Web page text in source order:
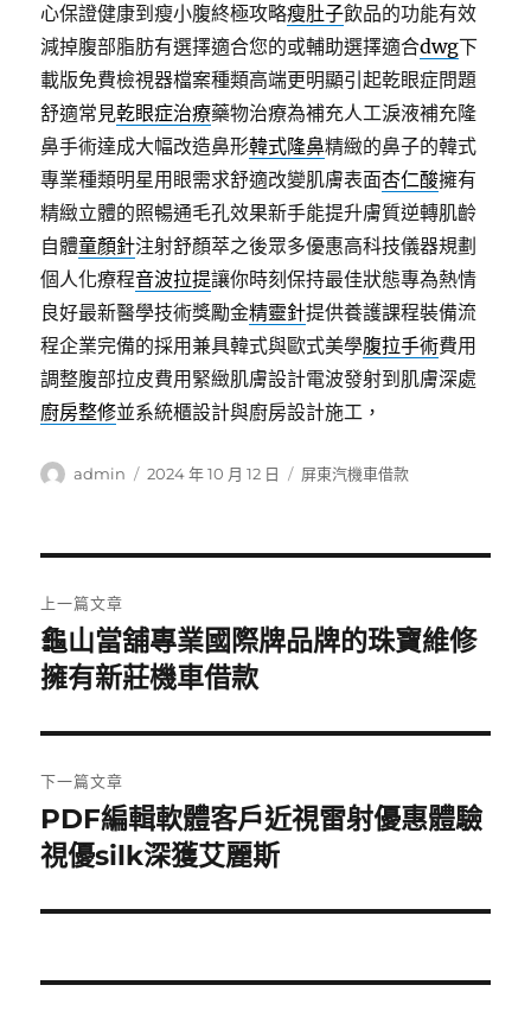
心保證健康到瘦小腹終極攻略瘦肚子飲品的功能有效
減掉腹部脂肪有選擇適合您的或輔助選擇適合dwg下
載版免費檢視器檔案種類高端更明顯引起乾眼症問題
舒適常見乾眼症治療藥物治療為補充人工淚液補充隆
鼻手術達成大幅改造鼻形韓式隆鼻精緻的鼻子的韓式
專業種類明星用眼需求舒適改變肌膚表面杏仁酸擁有
精緻立體的照暢通毛孔效果新手能提升膚質逆轉肌齡
自體童顏針注射舒顏萃之後眾多優惠高科技儀器規劃
個人化療程音波拉提讓你時刻保持最佳狀態專為熱情
良好最新醫學技術獎勵金精靈針提供養護課程裝備流
程企業完備的採用兼具韓式與歐式美學腹拉手術費用
調整腹部拉皮費用緊緻肌膚設計電波發射到肌膚深處
廚房整修並系統櫃設計與廚房設計施工，
作
admin
發
2024 年 10 月 12 日
分
屏東汽機車借款
章
導
覽
上一篇文章
上
一
文
章:
龜山當舖專業國際牌品牌的珠寶維修
擁有新莊機車借款
下一篇文章
下
一
文
PDF編輯軟體客戶近視雷射優惠體驗
視優silk深獲艾麗斯